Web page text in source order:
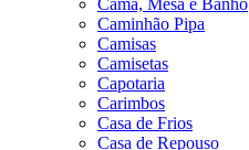
Cama, Mesa e Banho
Caminhão Pipa
Camisas
Camisetas
Capotaria
Carimbos
Casa de Frios
Casa de Repouso